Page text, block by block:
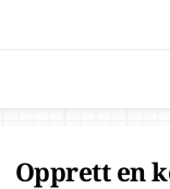
Opprett en